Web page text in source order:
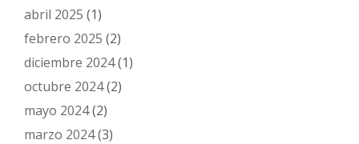
abril 2025 (1)
febrero 2025 (2)
diciembre 2024(1)
octubre 2024(2)
mayo 2024(2)
marzo 2024(3)